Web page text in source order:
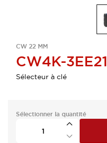
CW 22 MM
CW4K-
Sélecteur à clé
Sélectionner la quantité